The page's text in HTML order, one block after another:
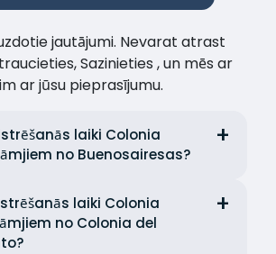
jautājumi. Nevarat atrast
Sazinieties , un mēs ar
ar jūsu pieprasījumu.
laiki Colonia
no Buenosairesas?
laiki Colonia
no Colonia del